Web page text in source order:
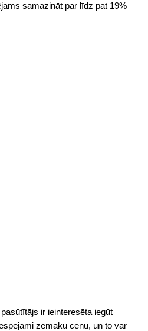
samazināt par līdz pat 19%
ir ieinteresēta iegūt
zemāku cenu, un to var